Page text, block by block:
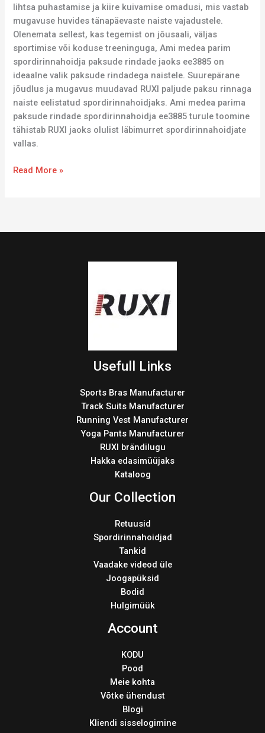
lihtsa puhastamise ja kiire kuivamise omadusi, mis vastab
mugavuse huvides tänapäevaste naiste vajadustele.
Olenemata sellest, kas tegemist on jõusaali, väljas
sportimise või koduse treeninguga, Ami medea parim
spordirinnahoidja paksude rindade jaoks ee3885 on
ideaalne valik paksude rindadega naistele. Suurepärane
jõudlus ja mugavus muudavad RUXI paljude paksu rinnaga
naiste eelistatud spordirinnahoidjaks. Ami medea parima
paksude rindade spordirinnahoidja ee3885 turule toomine
tähistab RUXI jaoks olulist läbimurret spordirinnahoidjate
vallas.
Read More »
Usefull Links
Sports Bras Manufacturer
Track Suits Manufacturer
Running Vest Manufacturer
Yoga Pants Manufacturer
RUXI brändilugu
Hakka edasimüüjaks
Kataloog
Our Collection
Retuusid
Spordirinnahoidjad
Tankid
Vaadake videod üle
Joogapüksid
Bodid
Hulgimüük
Account
KODU
Pood
Meie kohta
Võtke ühendust
Blogi
Kliendi sisselogimine